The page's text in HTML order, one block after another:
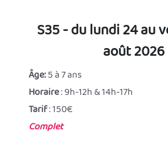
S35 - du lundi 24 au
août 2026
Âge:5 à 7 ans
Horaire: 9h-12h & 14h-17h
Tarif: 150€
Complet